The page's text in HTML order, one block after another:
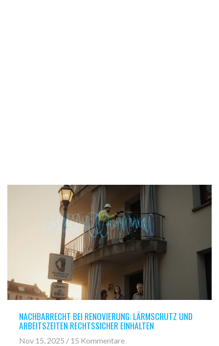
NACHBARRECHT BEI RENOVIERUNG: LÄRMSCHUTZ UND
ARBEITSZEITEN RECHTSSICHER EINHALTEN
Nov 15, 2025 / 15 Kommentare